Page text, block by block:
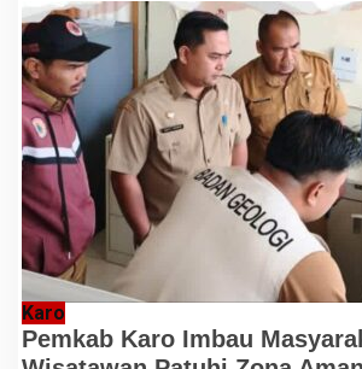
Karo
Pemkab Karo Imbau